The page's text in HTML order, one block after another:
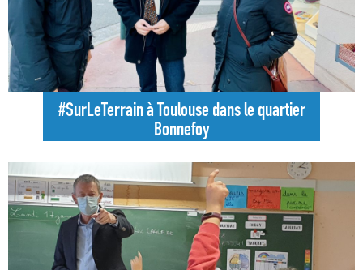
#SurLeTerrain à Toulouse dans le quartier
Bonnefoy